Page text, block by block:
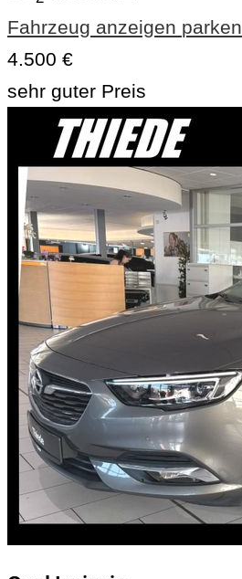
Fahrzeug anzeigen parken
4.500 €
sehr guter Preis